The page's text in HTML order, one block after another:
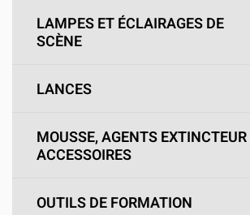
LAMPES ET ÉCLAIRAGES DE
SCÈNE
LANCES
MOUSSE, AGENTS
ACCESSOIRES
OUTILS DE FORMATION